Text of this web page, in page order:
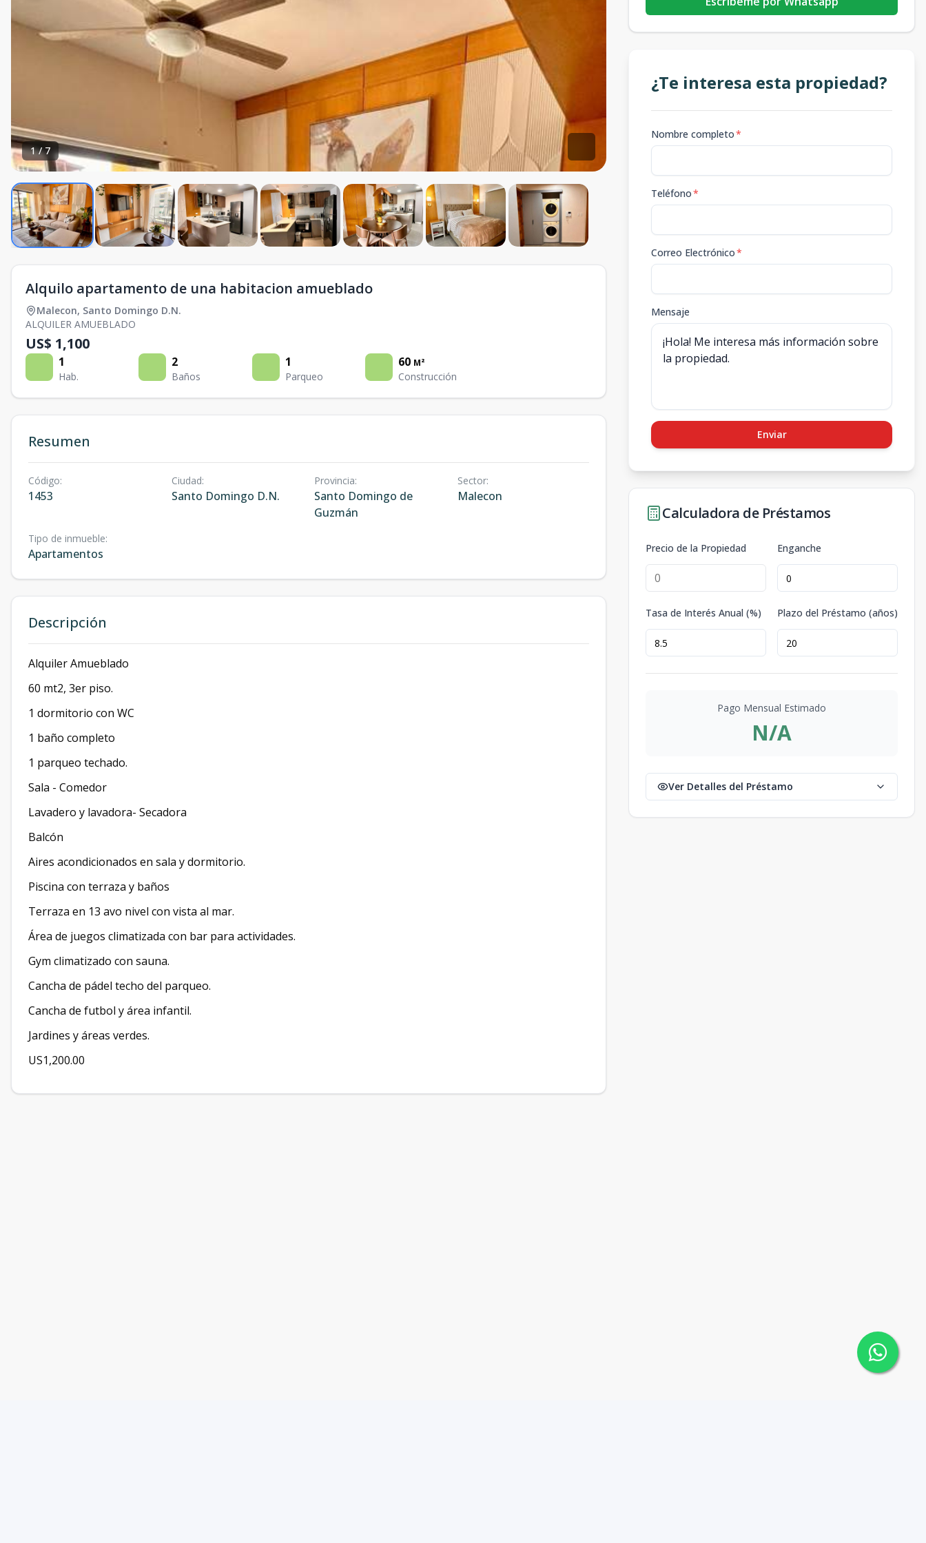
1/7
Alquilo apartamento de una habitacion amueblado
Malecon, Santo Domingo D.N.
ALQUILER AMUEBLADO
US$ 1,100
1
Hab.
2
Baños
1
Parqueo
60 M²
Construcción
Resumen
Código:
1453
Ciudad:
Santo Domingo D.N.
Provincia:
Santo Domingo de
Guzmán
Sector:
Malecon
Tipo de inmueble:
Apartamentos
Descripción
Alquiler Amueblado
60 mt2, 3er piso.
1 dormitorio con WC
1 baño completo
1 parqueo techado.
Sala - Comedor
Lavadero y lavadora- Secadora
Balcón
Aires acondicionados en sala y dormitorio.
Piscina con terraza y baños
Terraza en 13 avo nivel con vista al mar.
Área de juegos climatizada con bar para actividades.
Gym climatizado con sauna.
Cancha de pádel techo del parqueo.
Cancha de futbol y área infantil.
Jardines y áreas verdes.
US1,200.00
¿Te interesa esta propiedad?
Nombre completo*
Teléfono*
Correo Electrónico*
Mensaje
Enviar
Calculadora de Préstamos
Precio de la Propiedad Enganche
Tasa de Interés Anual (%) Plazo del Préstamo (años)
Pago Mensual Estimado
N/A
Ver Detalles del Préstamo